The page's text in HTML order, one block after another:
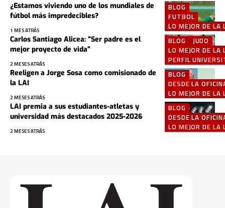
BLOG
FUTBOL
LO MEJOR DE LA
¿Estamos viviendo uno de los mundiales de
fútbol más impredecibles?
1 MES ATRÁS
BLOG
JUDO
LO MEJOR DE LA
PERFIL
Carlos Santiago Alicea: “Ser padre es el
mejor proyecto de vida”
2 MESES ATRÁS
BLOG
DESDE LA
LO MEJOR DE LA
Reeligen a Jorge Sosa como comisionado de
la LAI
2 MESES ATRÁS
BLOG
DESDE LA
LO MEJOR DE LA
LAI premia a sus estudiantes-atletas y
universidad más destacados 2025-2026
2 MESES ATRÁS